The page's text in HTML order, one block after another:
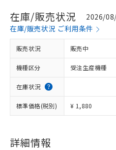
在庫/販売状況
2026/
在庫/販売状況 ご利用条件
販売状況 販売中
機種区分 受注生産機種
在庫状況
標準価格(税別) ¥ 1,880
詳細情報